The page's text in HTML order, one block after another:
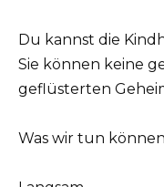
Du kannst die
Sie können keine
geflüsterten
Was wir tun